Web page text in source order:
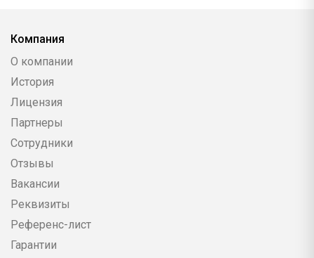
Компания
О компании
История
Лицензия
Партнеры
Сотрудники
Отзывы
Вакансии
Реквизиты
Референс-лист
Гарантии